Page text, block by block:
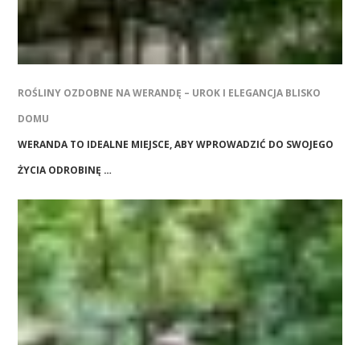
ROŚLINY OZDOBNE NA WERANDĘ – UROK I ELEGANCJA BLISKO
DOMU
WERANDA TO IDEALNE MIEJSCE, ABY WPROWADZIĆ DO SWOJEGO
ŻYCIA ODROBINĘ …